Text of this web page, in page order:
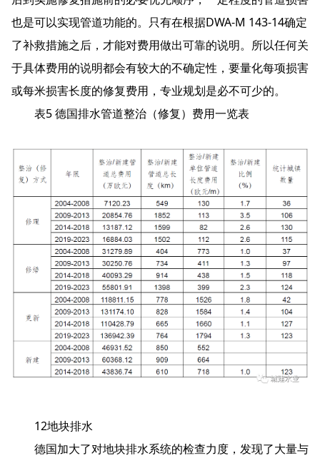
也是可以实现管道功能的。只有在根据DWA-M 143-14确定
了补救措施之后，才能对费用做出可靠的说明。所以任何关
于具体费用的说明都会有较大的不确定性，要量化每项损害
或每米损害长度的修复费用，专业规划是必不可少的。
表5 德国排水管道整治（修复）费用一览表
12地块排水
德国加大了对地块排水系统的检查力度，发现了大量与